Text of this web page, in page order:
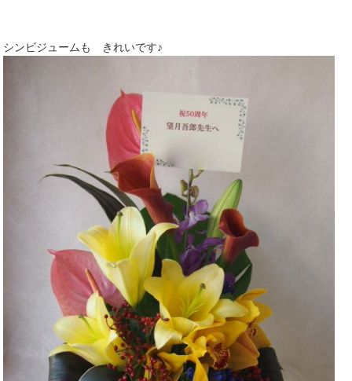
シンビジュームも きれいです♪